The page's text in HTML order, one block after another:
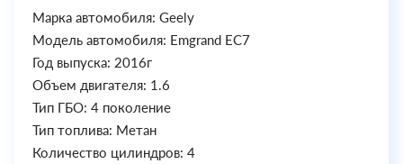
Марка автомобиля: Geely
Модель автомобиля: Emgrand EC7
Год выпуска: 2016г
Объем двигателя: 1.6
Тип ГБО: 4 поколение
Тип топлива: Метан
Количество цилиндров: 4